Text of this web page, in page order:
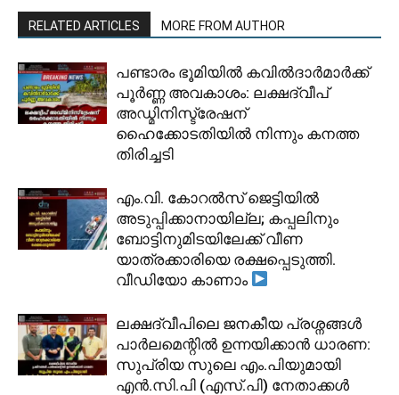
RELATED ARTICLES MORE FROM AUTHOR
പണ്ടാരം ഭൂമിയിൽ കവിൽദാർമാർക്ക്
പൂർണ്ണ അവകാശം: ലക്ഷദ്വീപ്
അഡ്മിനിസ്ട്രേഷന്
ഹൈക്കോടതിയിൽ നിന്നും കനത്ത
തിരിച്ചടി
​എം.വി. കോറൽസ് ജെട്ടിയിൽ
അടുപ്പിക്കാനായില്ല; കപ്പലിനും
ബോട്ടിനുമിടയിലേക്ക് വീണ
യാത്രക്കാരിയെ രക്ഷപ്പെടുത്തി.
വീഡിയോ കാണാം
ലക്ഷദ്വീപിലെ ജനകീയ പ്രശ്നങ്ങൾ
പാർലമെന്റിൽ ഉന്നയിക്കാൻ ധാരണ:
സുപ്രിയ സുലെ എം.പിയുമായി
എൻ.സി.പി (എസ്.പി) നേതാക്കൾ